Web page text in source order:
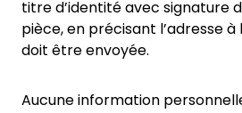
titre d’identité avec signature
pièce, en précisant l’adresse
doit être envoyée.
Aucune information